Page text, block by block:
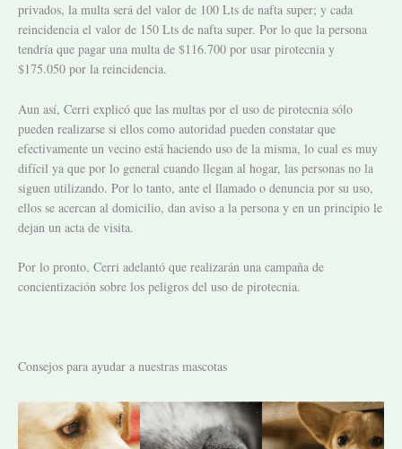
privados, la multa será del valor de 100 Lts de nafta super; y cada
reincidencia el valor de 150 Lts de nafta super. Por lo que la persona
tendría que pagar una multa de $116.700 por usar pirotecnia y
$175.050 por la reincidencia.
Aun así, Cerri explicó que las multas por el uso de pirotecnia sólo
pueden realizarse si ellos como autoridad pueden constatar que
efectivamente un vecino está haciendo uso de la misma, lo cual es muy
difícil ya que por lo general cuando llegan al hogar, las personas no la
siguen utilizando. Por lo tanto, ante el llamado o denuncia por su uso,
ellos se acercan al domicilio, dan aviso a la persona y en un principio le
dejan un acta de visita.
Por lo pronto, Cerri adelantó que realizarán una campaña de
concientización sobre los peligros del uso de pirotecnia.
Consejos para ayudar a nuestras mascotas